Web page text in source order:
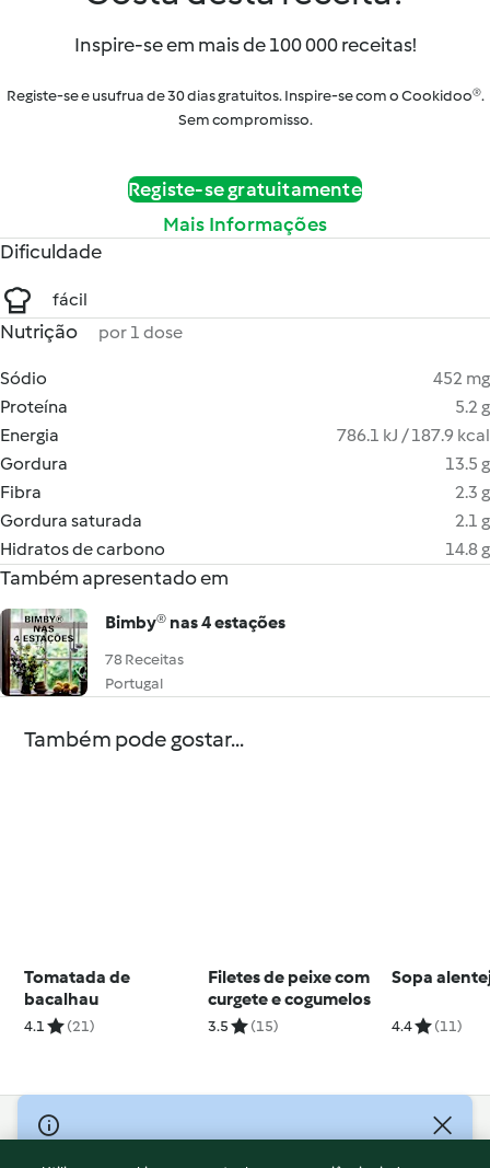
Inspire-se em mais de 100 000 receitas!
Registe-se e usufrua de 30 dias gratuitos. Inspire-se com o Cookidoo®.
Sem compromisso.
Registe-se gratuitamente
Mais Informações
Dificuldade
fácil
Nutrição por 1 dose
Sódio
452 mg
Proteína
5.2 g
Energia
786.1 kJ / 187.9 kcal
Gordura
13.5 g
Fibra
2.3 g
Gordura saturada
2.1 g
Hidratos de carbono
14.8 g
Também apresentado em
Bimby® nas 4 estações
78 Receitas
Portugal
Também pode gostar...
Tomatada de
bacalhau
4.1 (21)
Filetes de peixe com
curgete e cogumelos
3.5 (15)
Sopa
4.4 (11)
© Copyright 2026